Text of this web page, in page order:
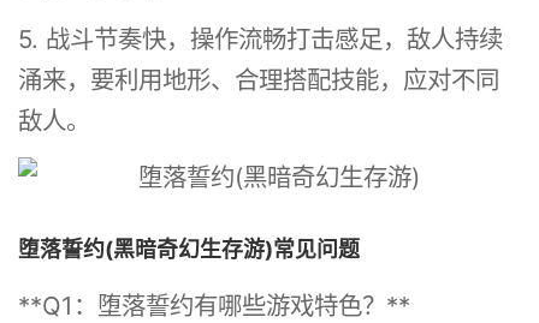
5. 战斗节奏快，操作流畅打击感足，敌人持续
涌来，要利用地形、合理搭配技能，应对不同
敌人。
堕落誓约(黑暗奇幻生存游)常见问题
**Q1：堕落誓约有哪些游戏特色？**